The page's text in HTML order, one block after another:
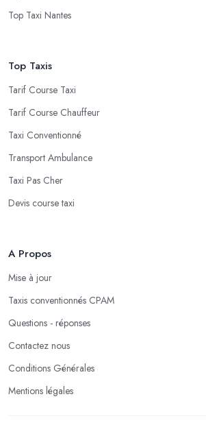
Top Taxi Nantes
Top Taxis
Tarif Course Taxi
Tarif Course Chauffeur
Taxi Conventionné
Transport Ambulance
Taxi Pas Cher
Devis course taxi
A Propos
Mise à jour
Taxis conventionnés CPAM
Questions - réponses
Contactez nous
Conditions Générales
Mentions légales